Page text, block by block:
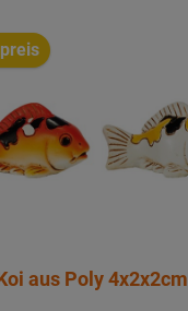
aus Poly 4x2x2cm